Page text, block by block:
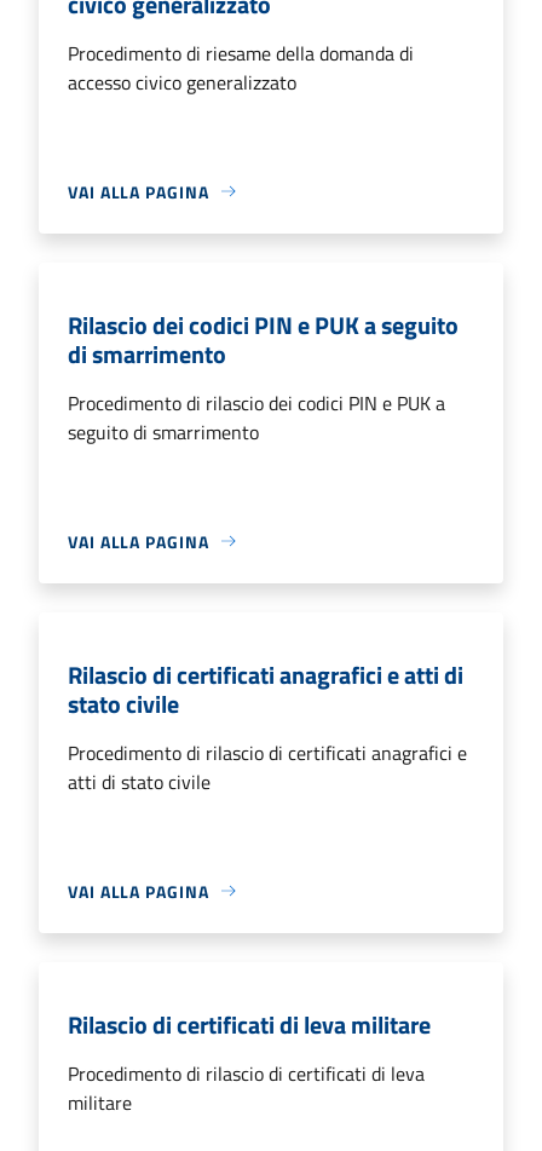
Procedimento di riesame della domanda di
accesso civico generalizzato
VAI ALLA PAGINA
Rilascio dei codici PIN e PUK a seguito
di smarrimento
Procedimento di rilascio dei codici PIN e PUK a
seguito di smarrimento
VAI ALLA PAGINA
Rilascio di certificati anagrafici e atti di
stato civile
Procedimento di rilascio di certificati anagrafici e
atti di stato civile
VAI ALLA PAGINA
Rilascio di certificati di leva militare
Procedimento di rilascio di certificati di leva
militare